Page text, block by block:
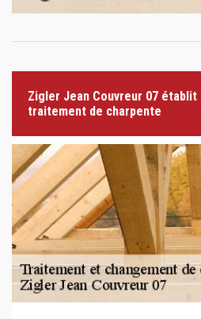
Zigler Jean Couvreur 07
traitement de charpente